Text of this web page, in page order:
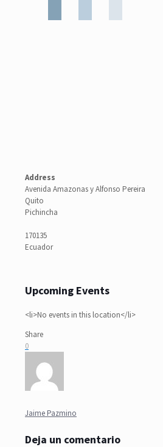
Address
Avenida Amazonas y Alfonso Pereira
Quito
Pichincha
170135
Ecuador
Upcoming Events
<li>No events in this location</li>
Share
0
Jaime Pazmino
Deja un comentario